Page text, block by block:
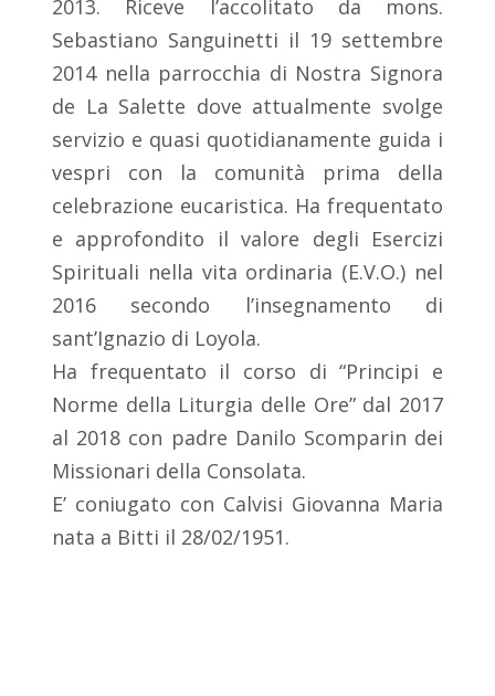
2013. Riceve l’accolitato da mons.
Sebastiano Sanguinetti il 19 settembre
2014 nella parrocchia di Nostra Signora
de La Salette dove attualmente svolge
servizio e quasi quotidianamente guida i
vespri con la comunità prima della
celebrazione eucaristica. Ha frequentato
e approfondito il valore degli Esercizi
Spirituali nella vita ordinaria (E.V.O.) nel
2016 secondo l’insegnamento di
sant’Ignazio di Loyola.
Ha frequentato il corso di “Principi e
Norme della Liturgia delle Ore” dal 2017
al 2018 con padre Danilo Scomparin dei
Missionari della Consolata.
E’ coniugato con Calvisi Giovanna Maria
nata a Bitti il 28/02/1951.